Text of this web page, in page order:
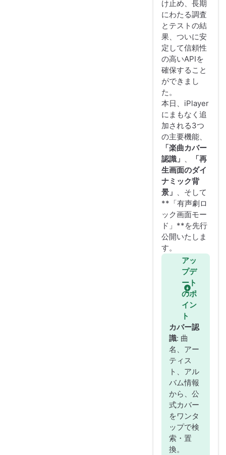
け止め、長期
にわたる調査
とテストの結
果、ついに安
定して信頼性
の高いAPIを
確保すること
ができまし
た。
本日、iPlayer
にまもなく追
加される3つ
の主要機能、
「楽曲カバー
認識」
「再
生画面のダイ
ナミック背
景」
、そして
**「有声劇ロ
ック画面モー
ド」**を先行
公開いたしま
す。
アッ
プデ
ート
のポ
イン
ト
カバー認
識: 曲
名、アー
ティス
ト、アル
バム情報
から、公
式カバー
をワンタ
ップで検
索・置
換。